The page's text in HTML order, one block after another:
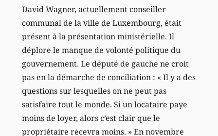
David Wagner, actuellement conseiller
communal de la ville de Luxembourg, était
présent à la présentation ministérielle. Il
déplore le manque de volonté politique du
gouvernement. Le député de gauche ne croit
pas en la démarche de conciliation : « Il y a des
questions sur lesquelles on ne peut pas
satisfaire tout le monde. Si un locataire paye
moins de loyer, alors c’est clair que le
propriétaire recevra moins. » En novembre